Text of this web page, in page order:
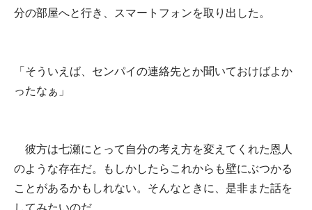
分の部屋へと行き、スマートフォンを取り出した。
「そういえば、センパイの連絡先とか聞いておけばよか
ったなぁ」
彼方は七瀬にとって自分の考え方を変えてくれた恩人
のような存在だ。もしかしたらこれからも壁にぶつかる
ことがあるかもしれない。そんなときに、是非また話を
してみたいのだ。